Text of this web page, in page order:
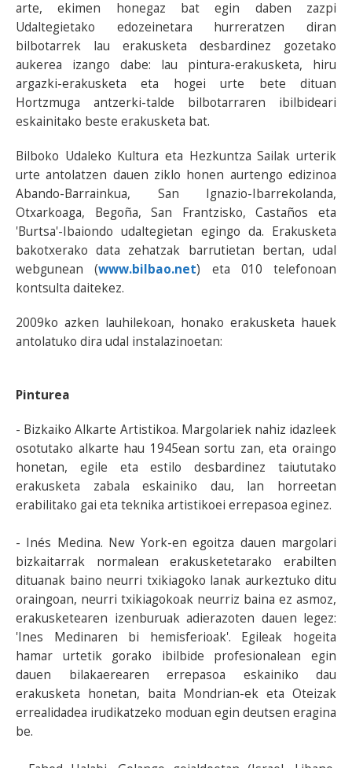
arte, ekimen honegaz bat egin daben zazpi
Udaltegietako edozeinetara hurreratzen diran
bilbotarrek lau erakusketa desbardinez gozetako
aukerea izango dabe: lau pintura-erakusketa, hiru
argazki-erakusketa eta hogei urte bete dituan
Hortzmuga antzerki-talde bilbotarraren ibilbideari
eskainitako beste erakusketa bat.
Bilboko Udaleko Kultura eta Hezkuntza Sailak urterik
urte antolatzen dauen ziklo honen aurtengo edizinoa
Abando-Barrainkua, San Ignazio-Ibarrekolanda,
Otxarkoaga, Begoña, San Frantzisko, Castaños eta
'Burtsa'-Ibaiondo udaltegietan egingo da. Erakusketa
bakotxerako data zehatzak barrutietan bertan, udal
webgunean (www.bilbao.net) eta 010 telefonoan
kontsulta daitekez.
2009ko azken lauhilekoan, honako erakusketa hauek
antolatuko dira udal instalazinoetan:
Pinturea
- Bizkaiko Alkarte Artistikoa. Margolariek nahiz idazleek
osotutako alkarte hau 1945ean sortu zan, eta oraingo
honetan, egile eta estilo desbardinez taiututako
erakusketa zabala eskainiko dau, lan horreetan
erabilitako gai eta teknika artistikoei errepasoa eginez.
- Inés Medina. New York-en egoitza dauen margolari
bizkaitarrak normalean erakusketetarako erabilten
dituanak baino neurri txikiagoko lanak aurkeztuko ditu
oraingoan, neurri txikiagokoak neurriz baina ez asmoz,
erakusketearen izenburuak adierazoten dauen legez:
'Ines Medinaren bi hemisferioak'. Egileak hogeita
hamar urtetik gorako ibilbide profesionalean egin
dauen bilakaerearen errepasoa eskainiko dau
erakusketa honetan, baita Mondrian-ek eta Oteizak
errealidadea irudikatzeko moduan egin deutsen eragina
be.